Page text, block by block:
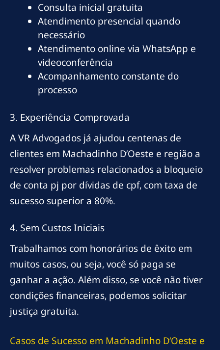
Consulta inicial gratuita
Atendimento presencial quando
necessário
Atendimento online via WhatsApp e
videoconferência
Acompanhamento constante do
processo
3. Experiência Comprovada
A VR Advogados já ajudou centenas de
clientes em Machadinho D’Oeste e região a
resolver problemas relacionados a bloqueio
de conta pj por dívidas de cpf, com taxa de
sucesso superior a 80%.
4. Sem Custos Iniciais
Trabalhamos com honorários de êxito em
muitos casos, ou seja, você só paga se
ganhar a ação. Além disso, se você não tiver
condições financeiras, podemos solicitar
justiça gratuita.
Casos de Sucesso em Machadinho D’Oeste e